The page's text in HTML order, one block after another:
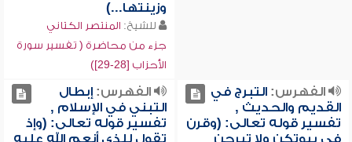
وزينتها...)
للشيخ: المنتصر الكتاني
جزء من محاضرة ( تفسير سورة
الأحزاب [28-29])
الفهرس:التبرج في
القديم والحديث ,
تفسير قوله تعالى: (وقرن
في بيوتكن ولا تبرجن
الفهرس:إبطال
التبني في الإسلام ,
تفسير قوله تعالى: (وإذ
تقول للذي أنعم الله عليه